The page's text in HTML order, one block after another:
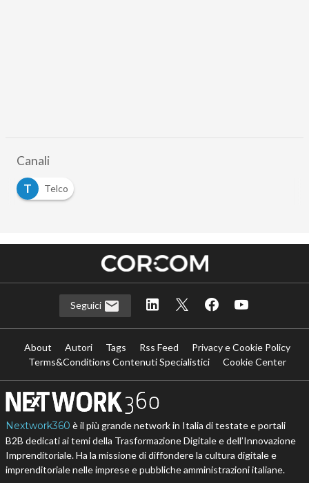
Canali
T
Telco
Seguici
About Autori Tags Rss Feed
Privacy e Cookie Policy
Terms&Conditions Contenuti Specialistici
Cookie Center
Nextwork360 è il più grande network in Italia di testate e portali
B2B dedicati ai temi della Trasformazione Digitale e dell’Innovazione
Imprenditoriale. Ha la missione di diffondere la cultura digitale e
imprenditoriale nelle imprese e pubbliche amministrazioni italiane.